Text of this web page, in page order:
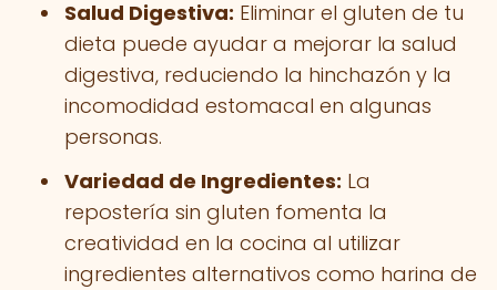
Salud Digestiva: Eliminar el gluten de tu
dieta puede ayudar a mejorar la salud
digestiva, reduciendo la hinchazón y la
incomodidad estomacal en algunas
personas.
Variedad de Ingredientes: La
repostería sin gluten fomenta la
creatividad en la cocina al utilizar
ingredientes alternativos como harina de